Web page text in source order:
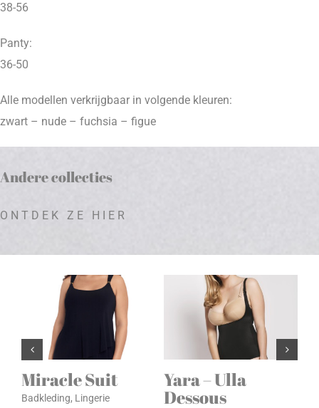
38-56
Panty:
36-50
Alle modellen verkrijgbaar in volgende kleuren:
zwart – nude – fuchsia – figue
Andere collecties
ONTDEK ZE HIER
Miracle Suit
Badkleding, Lingerie
Yara – Ulla
Dessous